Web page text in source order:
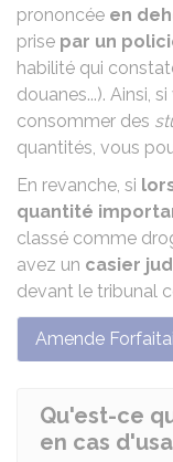
prononcée en
prise par un
habilité qui
douanes...). Ainsi,
consommer des
quantités, vous
En revanche, si
quantité
classé comme
avez un casier
devant le tribunal
Amende
Qu'est-ce
en cas